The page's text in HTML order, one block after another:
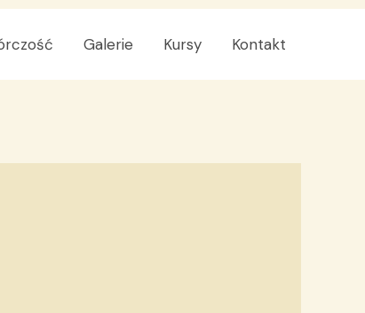
Galerie Kursy Kontakt